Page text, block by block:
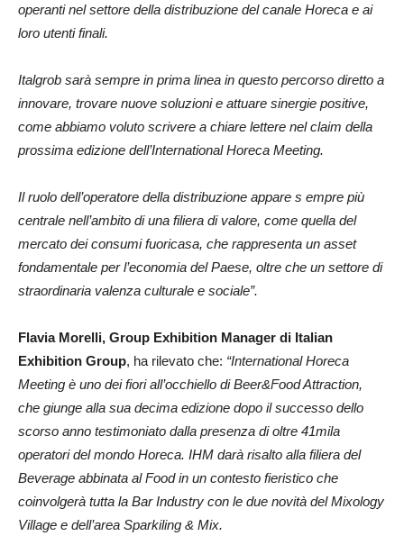
operanti nel settore della distribuzione del canale Horeca e ai
loro utenti finali.
Italgrob sarà sempre in prima linea in questo percorso diretto a
innovare, trovare nuove soluzioni e attuare sinergie positive,
come abbiamo voluto scrivere a chiare lettere nel claim della
prossima edizione dell’International Horeca Meeting.
Il ruolo dell’operatore della distribuzione appare s empre più
centrale nell’ambito di una filiera di valore, come quella del
mercato dei consumi fuoricasa, che rappresenta un asset
fondamentale per l’economia del Paese, oltre che un settore di
straordinaria valenza culturale e sociale”.
Flavia Morelli, Group Exhibition Manager di Italian
Exhibition Group, ha rilevato che: “International Horeca
Meeting è uno dei fiori all’occhiello di Beer&Food Attraction,
che giunge alla sua decima edizione dopo il successo dello
scorso anno testimoniato dalla presenza di oltre 41mila
operatori del mondo Horeca. IHM darà risalto alla filiera del
Beverage abbinata al Food in un contesto fieristico che
coinvolgerà tutta la Bar Industry con le due novità del Mixology
Village e dell’area Sparkiling & Mix.